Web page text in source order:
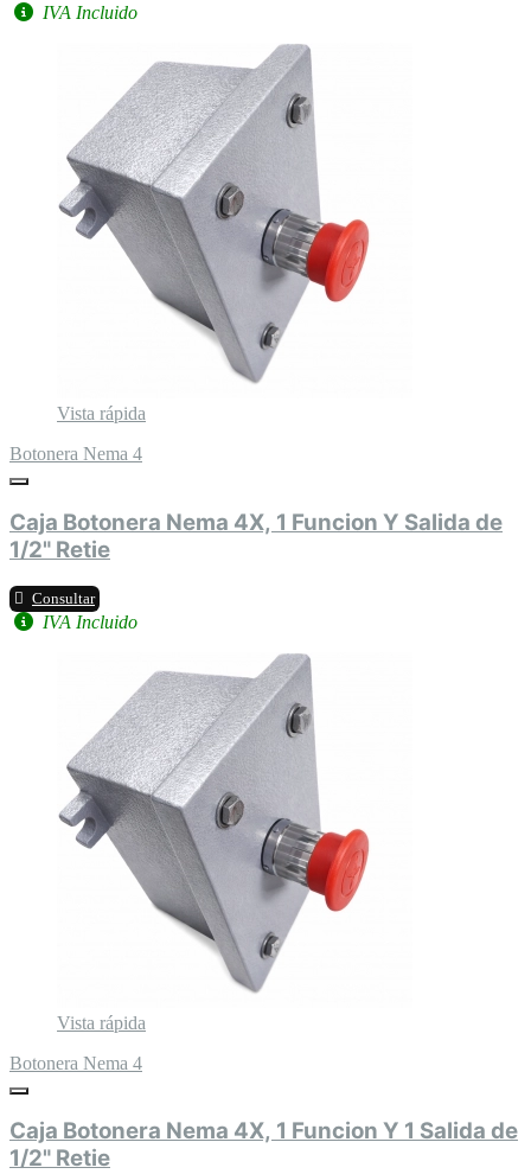
IVA Incluido
Vista rápida
Botonera Nema 4
Caja Botonera Nema 4X, 1 Funcion Y Salida de
1/2" Retie
Consultar
IVA Incluido
Vista rápida
Botonera Nema 4
Caja Botonera Nema 4X, 1 Funcion Y 1 Salida de
1/2" Retie